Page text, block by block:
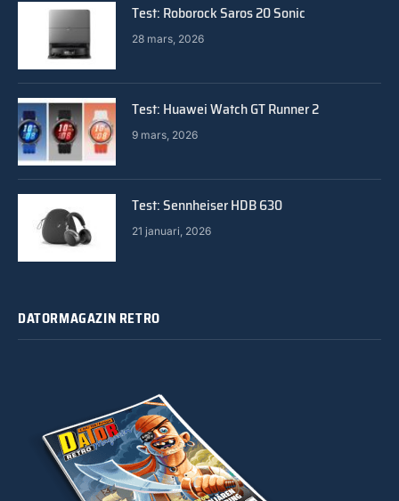
Test: Roborock Saros 20 Sonic
28 mars, 2026
Test: Huawei Watch GT Runner 2
9 mars, 2026
Test: Sennheiser HDB 630
21 januari, 2026
DATORMAGAZIN RETRO